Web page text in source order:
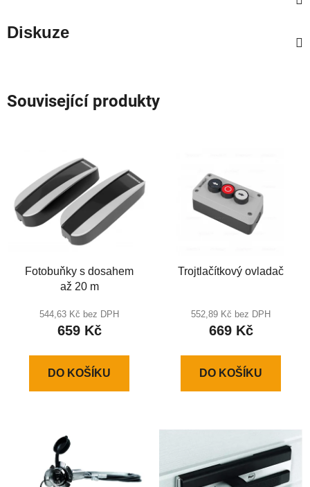
Diskuze
Související produkty
Fotobuňky s dosahem
až 20 m
544,63 Kč bez DPH
659 Kč
DO KOŠÍKU
Trojtlačítkový ovladač
552,89 Kč bez DPH
669 Kč
DO KOŠÍKU